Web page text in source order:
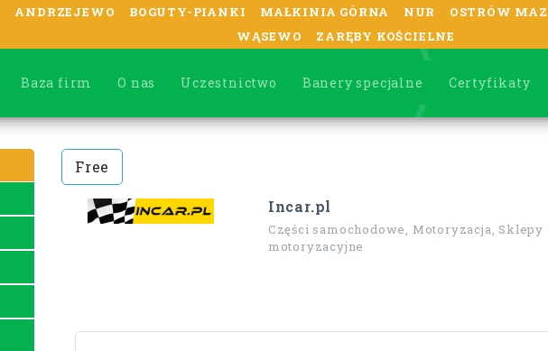
ANDRZEJEWO BOGUTY-PIANKI MAŁKINIA GÓRNA NUR OSTRÓW
WĄSEWO
ZARĘBY KOŚCIELNE
Baza firm O nas Uczestnictwo Banery specjalne Certyfikaty
Free
Incar.pl
Części samochodowe, Motoryzacja, Sklepy
motoryzacyjne